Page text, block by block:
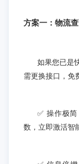
方案一：物流
如果您已是
需更换接口，免
✅ 操作极
数，立即激活智